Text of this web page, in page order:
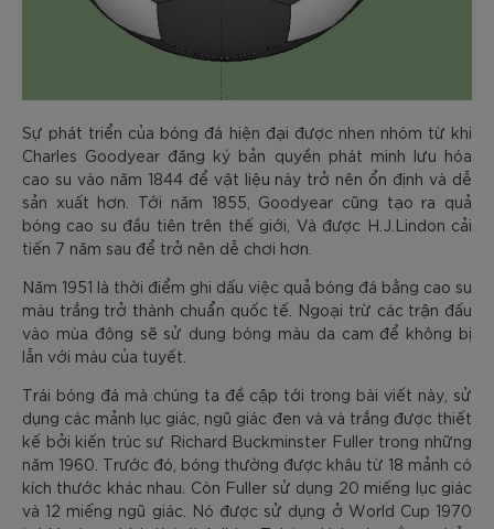
Sự phát triển của bóng đá hiện đại được nhen nhóm từ khi
Charles Goodyear đăng ký bản quyền phát minh lưu hóa
cao su vào năm 1844 để vật liệu này trở nên ổn định và dễ
sản xuất hơn. Tới năm 1855, Goodyear cũng tạo ra quả
bóng cao su đầu tiên trên thế giới, Và được H.J.Lindon cải
tiến 7 năm sau để trở nên dễ chơi hơn.
Năm 1951 là thời điểm ghi dấu việc quả bóng đá bằng cao su
màu trắng trở thành chuẩn quốc tế. Ngoại trừ các trận đấu
vào mùa đông sẽ sử dung bóng màu da cam để không bị
lẫn với màu của tuyết.
Trái bóng đá mà chúng ta đề cập tới trong bài viết này, sử
dụng các mảnh lục giác, ngũ giác đen và và trắng được thiết
kế bởi kiến trúc sư Richard Buckminster Fuller trong những
năm 1960. Trước đó, bóng thường được khâu từ 18 mảnh có
kích thước khác nhau. Còn Fuller sử dụng 20 miếng lục giác
và 12 miếng ngũ giác. Nó được sử dụng ở World Cup 1970